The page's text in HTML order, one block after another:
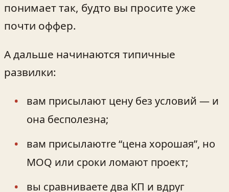
понимает так, будто вы просите уже
почти оффер.
А дальше начинаются типичные
развилки:
вам присылают цену без условий — и
она бесполезна;
вам присылаютre “цена хорошая”, но
MOQ или сроки ломают проект;
вы сравниваете два КП и вдруг